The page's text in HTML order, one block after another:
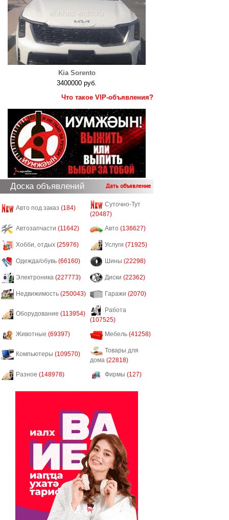
Kia Sorento
3400000 руб.
Что такое VIP-объявления?
Доска объявлений Дать объявление
Авто под заказ (184)
Суточно-Тут
(20487)
Автозапчасти (11642) Авто (136627)
Хобби, отдых (25976) Услуги (71925)
Одежда/обувь (66160) Шины (22298)
Электроника (227773) Диски (22362)
Недвижимость (250043) Гаражи (2070)
Оборудование (113954)
Работа
(107525)
Животные (69397) Мебель (41258)
Компьютеры (109570)
Товары для
дома (22818)
Разное (148978) Фирмы (127)